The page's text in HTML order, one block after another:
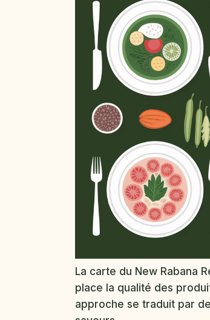
La carte du New Rabana
place la qualité des
approche se traduit par